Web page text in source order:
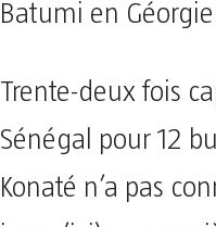
Batumi en
Trente-deux fois
Sénégal pour 12
Konaté n’a pas